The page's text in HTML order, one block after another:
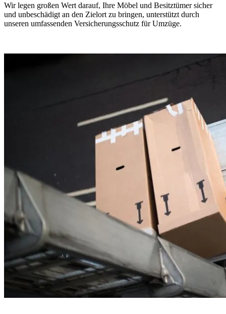
Wir legen großen Wert darauf, Ihre Möbel und Besitztümer sicher
und unbeschädigt an den Zielort zu bringen, unterstützt durch
unseren umfassenden Versicherungsschutz für Umzüge.